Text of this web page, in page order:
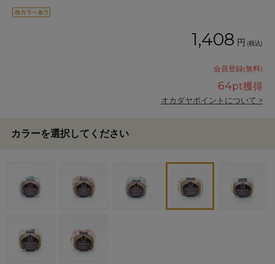
1,408 円 (税込)
会員登録(無料)
64pt獲得
オカダヤポイントについて >
カラーを選択してください